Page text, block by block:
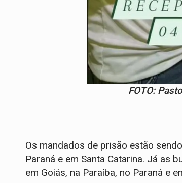
FOTO:
Os mandados de prisão estão
Paraná e em Santa Catarina. Já as
em Goiás, na Paraíba, no Paraná e